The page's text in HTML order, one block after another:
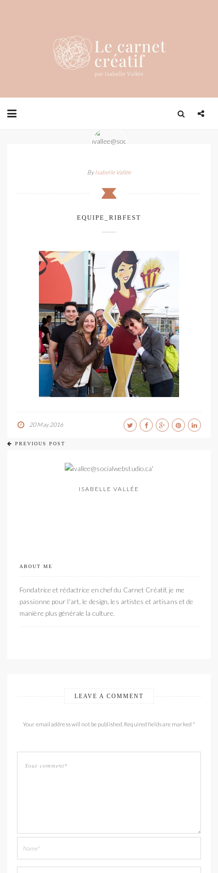
ByIsabelle Vallée
EQUIPE_RIBFEST
20 May 2016
PREVIOUS POST
ISABELLE VALLÉE
ABOUT ME
Fondatrice et rédactrice en chef du Carnet Créatif, je me
passionne pour l'art, le design, les artistes et artisans et de
manière plus générale la culture.
LEAVE A COMMENT
Your email address will not be published. Required fields are marked *